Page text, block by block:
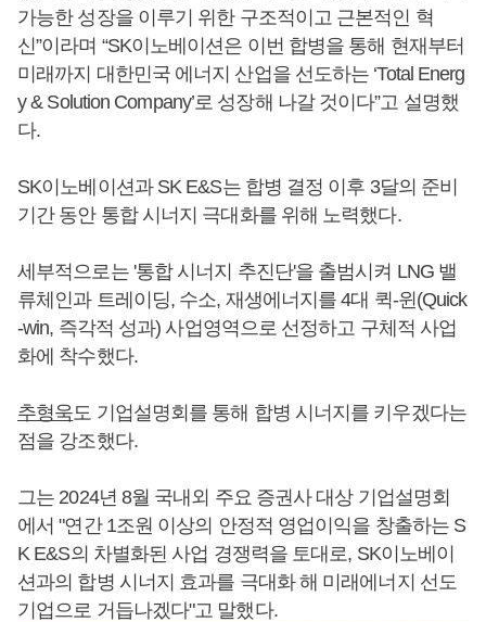
가능한 성장을 이루기 위한 구조적이고 근본적인 혁
신”이라며 “SK이노베이션은 이번 합병을 통해 현재부터
미래까지 대한민국 에너지 산업을 선도하는 ‘Total Energ
y & Solution Company’로 성장해 나갈 것이다”고 설명했
다.
SK이노베이션과 SK E&S는 합병 결정 이후 3달의 준비
기간 동안 통합 시너지 극대화를 위해 노력했다.
세부적으로는 '통합 시너지 추진단'을 출범시켜 LNG 밸
류체인과 트레이딩, 수소, 재생에너지를 4대 퀵-윈(Quick
-win, 즉각적 성과) 사업영역으로 선정하고 구체적 사업
화에 착수했다.
추형욱도 기업설명회를 통해 합병 시너지를 키우겠다는
점을 강조했다.
그는 2024년 8월 국내외 주요 증권사 대상 기업설명회
에서 "연간 1조원 이상의 안정적 영업이익을 창출하는 S
K E&S의 차별화된 사업 경쟁력을 토대로, SK이노베이
션과의 합병 시너지 효과를 극대화 해 미래에너지 선도
기업으로 거듭나겠다"고 말했다.